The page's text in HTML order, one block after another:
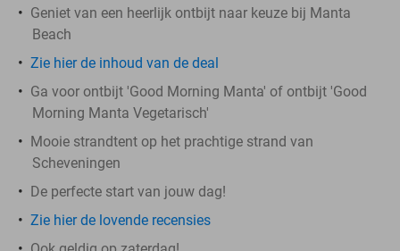
Geniet van een heerlijk ontbijt naar keuze bij Manta
Beach
Zie hier de inhoud van de deal
Ga voor ontbijt 'Good Morning Manta' of ontbijt 'Good
Morning Manta Vegetarisch'
Mooie strandtent op het prachtige strand van
Scheveningen
De perfecte start van jouw dag!
Zie hier de lovende recensies